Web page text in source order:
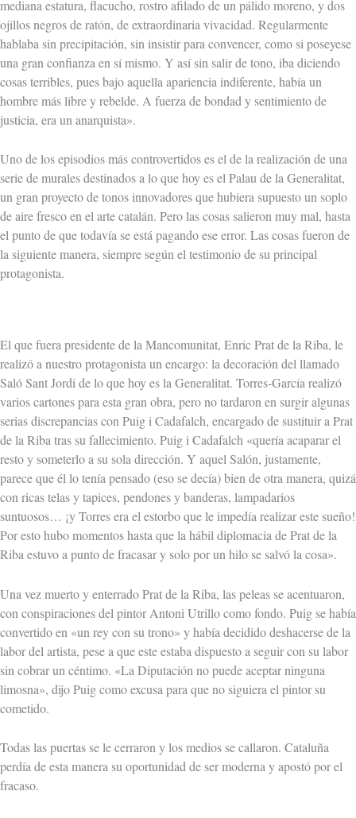
mediana estatura, flacucho, rostro afilado de un pálido moreno, y dos
ojillos negros de ratón, de extraordinaria vivacidad. Regularmente
hablaba sin precipitación, sin insistir para convencer, como si poseyese
una gran confianza en sí mismo. Y así sin salir de tono, iba diciendo
cosas terribles, pues bajo aquella apariencia indiferente, había un
hombre más libre y rebelde. A fuerza de bondad y sentimiento de
justicia, era un anarquista».
Uno de los episodios más controvertidos es el de la realización de una
serie de murales destinados a lo que hoy es el Palau de la Generalitat,
un gran proyecto de tonos innovadores que hubiera supuesto un soplo
de aire fresco en el arte catalán. Pero las cosas salieron muy mal, hasta
el punto de que todavía se está pagando ese error. Las cosas fueron de
la siguiente manera, siempre según el testimonio de su principal
protagonista.
El que fuera presidente de la Mancomunitat, Enric Prat de la Riba, le
realizó a nuestro protagonista un encargo: la decoración del llamado
Saló Sant Jordi de lo que hoy es la Generalitat. Torres-García realizó
varios cartones para esta gran obra, pero no tardaron en surgir algunas
serias discrepancias con Puig i Cadafalch, encargado de sustituir a Prat
de la Riba tras su fallecimiento. Puig i Cadafalch «quería acaparar el
resto y someterlo a su sola dirección. Y aquel Salón, justamente,
parece que él lo tenía pensado (eso se decía) bien de otra manera, quizá
con ricas telas y tapices, pendones y banderas, lampadarios
suntuosos… ¡y Torres era el estorbo que le impedía realizar este sueño!
Por esto hubo momentos hasta que la hábil diplomacia de Prat de la
Riba estuvo a punto de fracasar y solo por un hilo se salvó la cosa».
Una vez muerto y enterrado Prat de la Riba, las peleas se acentuaron,
con conspiraciones del pintor Antoni Utrillo como fondo. Puig se había
convertido en «un rey con su trono» y había decidido deshacerse de la
labor del artista, pese a que este estaba dispuesto a seguir con su labor
sin cobrar un céntimo. «La Diputación no puede aceptar ninguna
limosna», dijo Puig como excusa para que no siguiera el pintor su
cometido.
Todas las puertas se le cerraron y los medios se callaron. Cataluña
perdía de esta manera su oportunidad de ser moderna y apostó por el
fracaso.